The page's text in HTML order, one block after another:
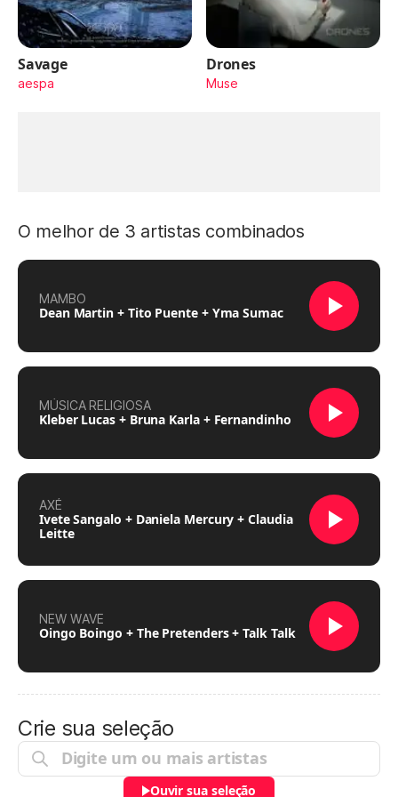
Savage
aespa
Drones
Muse
O melhor de 3 artistas combinados
MAMBO
Dean Martin + Tito Puente + Yma Sumac
MÚSICA RELIGIOSA
Kleber Lucas + Bruna Karla + Fernandinho
AXÉ
Ivete Sangalo + Daniela Mercury + Claudia
Leitte
NEW WAVE
Oingo Boingo + The Pretenders + Talk Talk
Crie sua seleção
Ouvir sua seleção